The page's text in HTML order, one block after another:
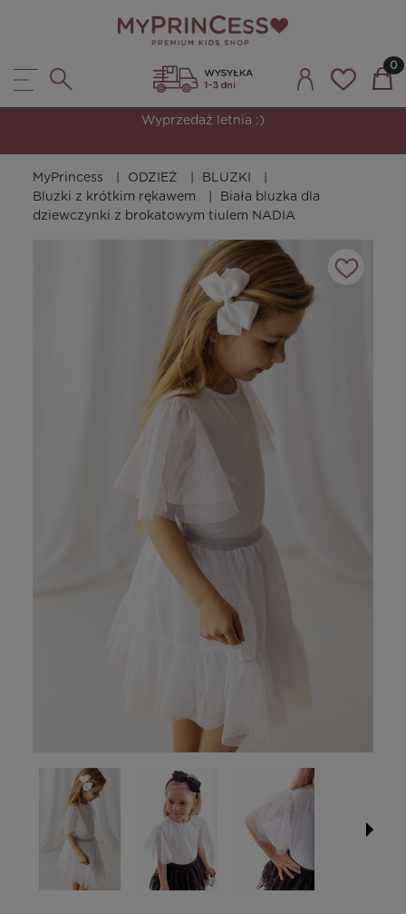
Wyprzedaż letnia :)
MyPrincess ODZIEŻ
BLUZKI
Bluzki z krótkim rękawem
Biała bluzka dla
dziewczynki z brokatowym tiulem NADIA